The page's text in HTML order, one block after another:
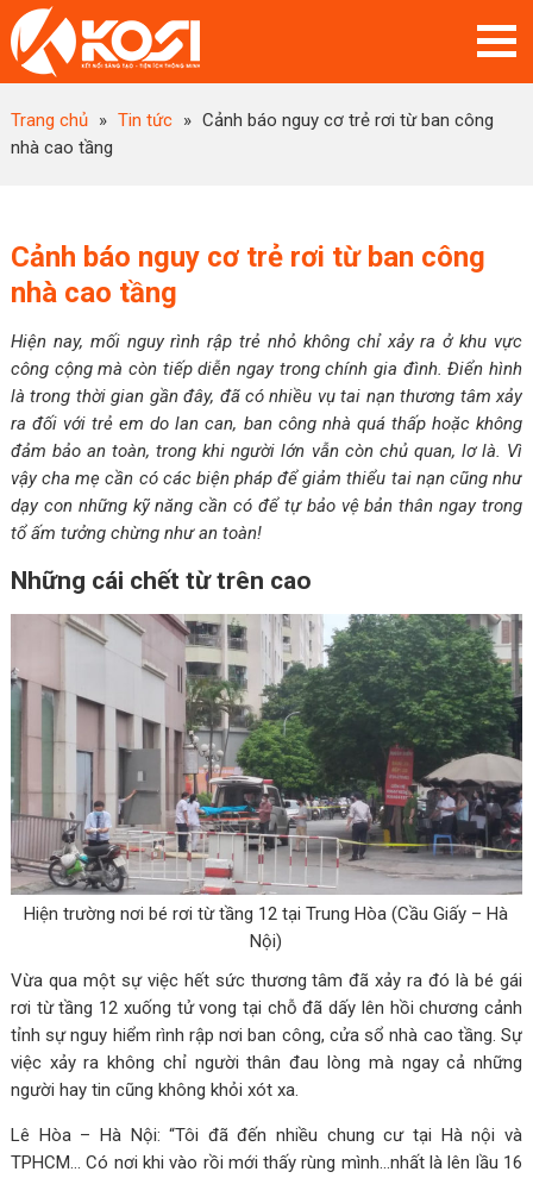
Trang chủ » Tin tức » Cảnh báo nguy cơ trẻ rơi từ ban công
nhà cao tầng
Cảnh báo nguy cơ trẻ rơi từ ban công
nhà cao tầng
Hiện nay, mối nguy rình rập trẻ nhỏ không chỉ xảy ra ở khu vực
công cộng mà còn tiếp diễn ngay trong chính gia đình. Điển hình
là trong thời gian gần đây, đã có nhiều vụ tai nạn thương tâm xảy
ra đối với trẻ em do lan can, ban công nhà quá thấp hoặc không
đảm bảo an toàn, trong khi người lớn vẫn còn chủ quan, lơ là. Vì
vậy cha mẹ cần có các biện pháp để giảm thiểu tai nạn cũng như
dạy con những kỹ năng cần có để tự bảo vệ bản thân ngay trong
tổ ấm tưởng chừng như an toàn!
Những cái chết từ trên cao
Hiện trường nơi bé rơi từ tầng 12 tại Trung Hòa (Cầu Giấy – Hà
Nội)
Vừa qua một sự việc hết sức thương tâm đã xảy ra đó là bé gái
rơi từ tầng 12 xuống tử vong tại chỗ đã dấy lên hồi chương cảnh
tỉnh sự nguy hiểm rình rập nơi ban công, cửa sổ nhà cao tầng. Sự
việc xảy ra không chỉ người thân đau lòng mà ngay cả những
người hay tin cũng không khỏi xót xa.
Lê Hòa – Hà Nội: “Tôi đã đến nhiều chung cư tại Hà nội và
TPHCM… Có nơi khi vào rồi mới thấy rùng mình…nhất là lên lầu 16